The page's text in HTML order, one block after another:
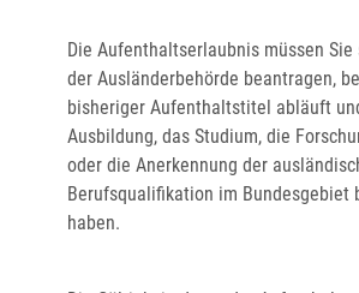
Die Aufenthaltserlaubnis müssen
der Ausländerbehörde beantragen,
bisheriger Aufenthaltstitel abläuft
Ausbildung, das Studium, die
oder die Anerkennung der
Berufsqualifikation im Bundesgebiet
haben.